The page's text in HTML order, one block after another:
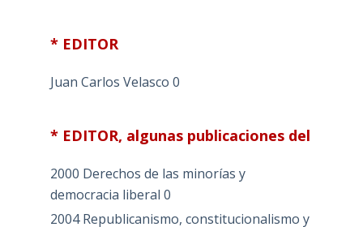
* EDITOR
Juan Carlos Velasco 0
* EDITOR, algunas publicaciones del
2000 Derechos de las minorías y
democracia liberal 0
2004 Republicanismo, constitucionalismo y